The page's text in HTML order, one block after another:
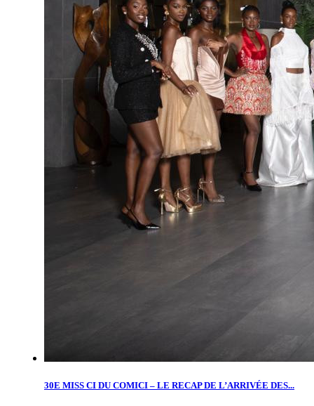
30E MISS CI DU COMICI – LE RECAP DE L’ARRIVÉE DES...